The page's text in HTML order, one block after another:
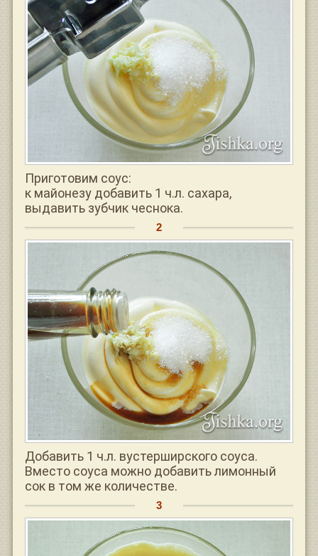
Приготовим соус:
к майонезу добавить 1 ч.л. сахара,
выдавить зубчик чеснока.
Добавить 1 ч.л. вустерширского соуса.
Вместо соуса можно добавить лимонный
сок в том же количестве.